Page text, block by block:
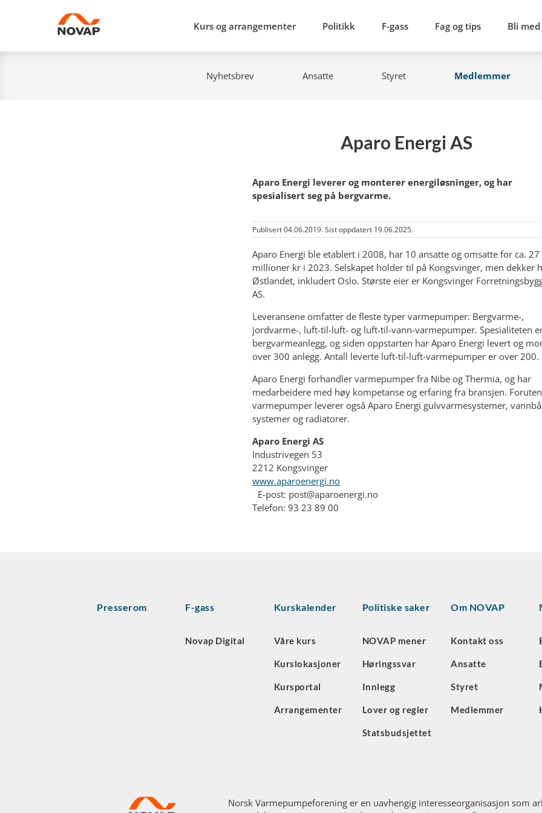
Kurs og arrangementer Politikk F-gass Fag og tips Bli med
Nyhetsbrev Ansatte Styret Medlemmer
Aparo Energi AS
Aparo Energi leverer og monterer energiløsninger, og har
spesialisert seg på bergvarme.
Publisert 04.06.2019. Sist oppdatert 19.06.2025.
Aparo Energi ble etablert i 2008, har 10 ansatte og omsatte for ca. 27
millioner kr i 2023. Selskapet holder til på Kongsvinger, men dekker
Østlandet, inkludert Oslo. Største eier er Kongsvinger
AS.
Leveransene omfatter de fleste typer varmepumper: Bergvarme-,
jordvarme-, luft-til-luft- og luft-til-vann-varmepumper. Spesialiteten
bergvarmeanlegg, og siden oppstarten har Aparo Energi levert og
over 300 anlegg. Antall leverte luft-til-luft-varmepumper er over 200.
Aparo Energi forhandler varmepumper fra Nibe og Thermia, og har
medarbeidere med høy kompetanse og erfaring fra bransjen. Foruten
varmepumper leverer også Aparo Energi gulvvarmesystemer,
systemer og radiatorer.
Aparo Energi AS
Industrivegen 53
2212 Kongsvinger
www.aparoenergi.no
E-post: post@aparoenergi.no
Telefon: 93 23 89 00
Presserom F-gass
Novap Digital
Kurskalender
Våre kurs
Kurslokasjoner
Kursportal
Arrangementer
Politiske saker
NOVAP mener
Høringssvar
Innlegg
Lover og regler
Statsbudsjettet
Om NOVAP
Kontakt oss
Ansatte
Styret
Medlemmer
Norsk Varmepumpeforening er en uavhengig interesseorganisasjon som